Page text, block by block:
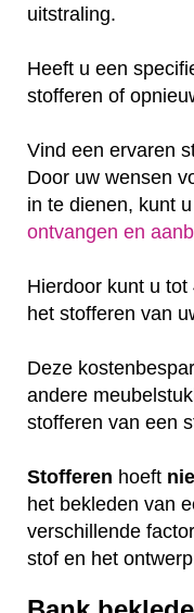
uitstraling.
Heeft u een
stofferen of
Vind een ervaren
Door uw wensen
in te dienen, kunt u
ontvangen en
Hierdoor kunt u
het stofferen van
Deze
andere
stofferen van een
Stofferen hoeft
het bekleden van
verschillende
stof en het